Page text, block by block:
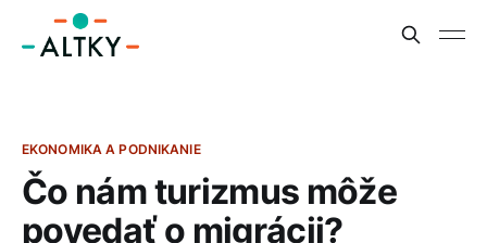
EKONOMIKA A PODNIKANIE
Čo nám turizmus môže
povedať o migrácii?